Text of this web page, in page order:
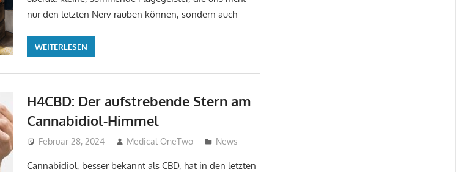
nur den letzten Nerv rauben können, sondern auch
WEITERLESEN
H4CBD: Der aufstrebende Stern am
Cannabidiol-Himmel
Februar 28, 2024 Medical OneTwo News
Cannabidiol, besser bekannt als CBD, hat in den letzten